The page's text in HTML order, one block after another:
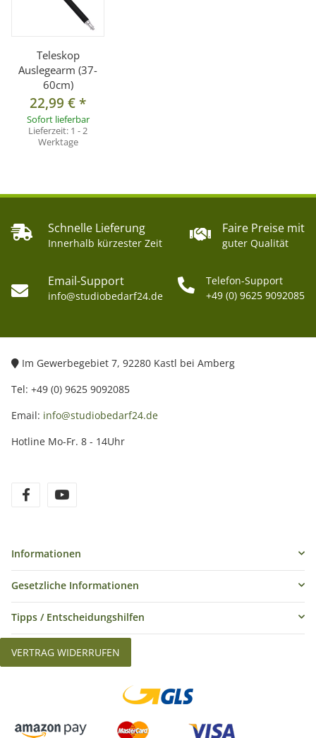
Teleskop
Auslegearm (37-
60cm)
22,99 €*
Sofort lieferbar
Lieferzeit: 1 - 2
Werktage
Schnelle Lieferung
Innerhalb kürzester Zeit
Faire Preise mit
guter Qualität
Email-Support
info@studiobedarf24.de
Telefon-Support
+49 (0) 9625 9092085
Im Gewerbegebiet 7, 92280 Kastl bei Amberg
Tel: +49 (0) 9625 9092085
Email: info@studiobedarf24.de
Hotline Mo-Fr. 8 - 14Uhr
Informationen
Gesetzliche Informationen
Tipps / Entscheidungshilfen
VERTRAG WIDERRUFEN